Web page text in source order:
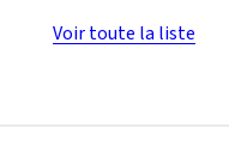
Voir toute la liste